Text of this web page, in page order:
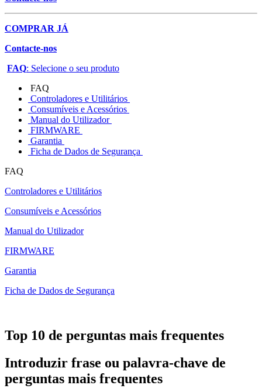
COMPRAR JÁ
Contacte-nos
FAQ: Selecione o seu produto
FAQ
Controladores e Utilitários
Consumíveis e Acessórios
Manual do Utilizador
FIRMWARE
Garantia
Ficha de Dados de Segurança
FAQ
Controladores e Utilitários
Consumíveis e Acessórios
Manual do Utilizador
FIRMWARE
Garantia
Ficha de Dados de Segurança
Top 10 de perguntas mais frequentes
Introduzir frase ou palavra-chave de
perguntas mais frequentes